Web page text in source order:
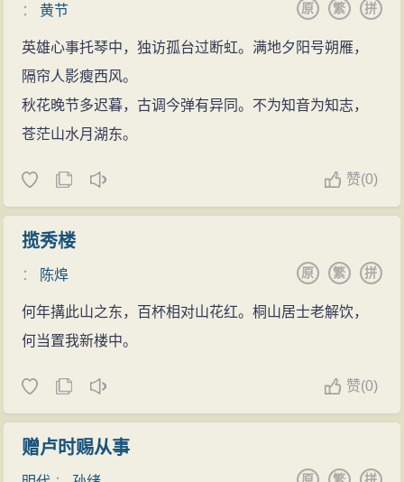
：黄节 拼
繁
原
英雄心事托琴中，独访孤台过断虹。满地夕阳号朔雁，
隔帘人影瘦西风。
秋花晚节多迟暮，古调今弹有异同。不为知音为知志，
苍茫山水月湖东。
赞(0)
揽秀楼
： 陈㷆 拼
繁
原
何年搆此山之东，百杯相对山花红。桐山居士老解饮，
何当置我新楼中。
赞(0)
赠卢时赐从事